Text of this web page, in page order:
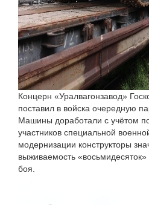
Концерн «Уралвагонзавод»
поставил в войска очередную
Машины доработали с учётом
участников специальной
модернизации конструкторы
выживаемость
боя.